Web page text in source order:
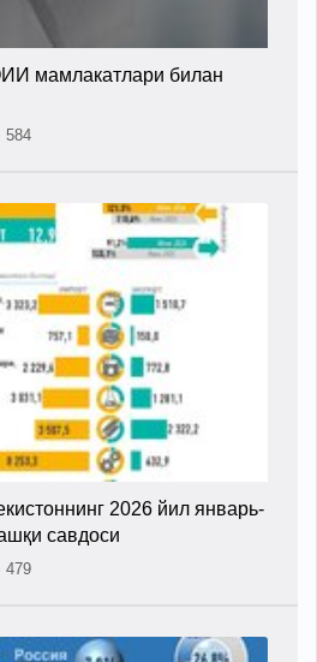
мамлакатлари билан
584
2026 йил январь-
савдоси
479